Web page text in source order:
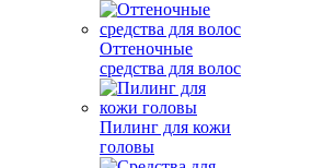
Оттеночные
средства для волос
Пилинг для кожи
головы